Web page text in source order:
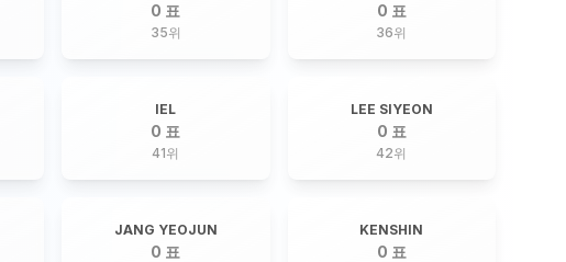
0 표
35위
0 표
36위
IEL
0 표
41위
LEE SIYEON
0 표
42위
JANG YEOJUN
0 표
KENSHIN
0 표